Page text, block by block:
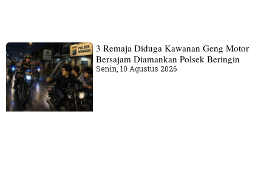
3 Remaja Diduga Kawanan Geng Motor
Bersajam Diamankan Polsek Beringin
Senin, 10 Agustus 2026